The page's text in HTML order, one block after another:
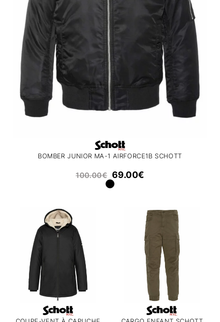
BOMBER JUNIOR MA-1 AIRFORCE1B SCHOTT
100.00€ 69.00€